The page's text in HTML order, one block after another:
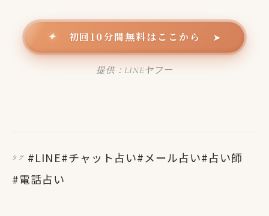
✦ 初回10分間無料はここから ➤
提供：LINEヤフー
タグ #LINE#チャット占い#メール占い#占い師
#電話占い